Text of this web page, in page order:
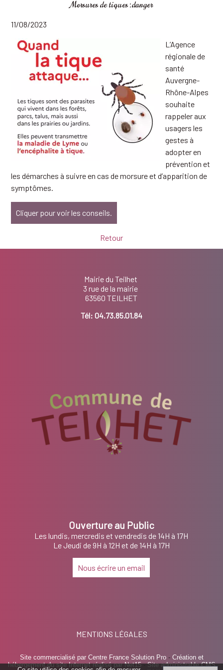
Morsures de tiques :danger
11/08/2023
L’Agence
régionale de
santé
Auvergne-
Rhône-Alpes
souhaite
rappeler aux
usagers les
gestes à
adopteren
prévention et
les démarches à suivre en cas de morsure et d’apparition de
symptômes.
Cliquer pour voir les conseils.
Retour
Mairie du Teilhet
3 rue de la mairie
63560 TEILHET
Tél: 04.73.85.01.84
Ouverture au Public
Les lundis, mercredis et vendredis de 14H à 17H
Le Jeudi de 9H à 12H et de 14H à 17H
Nous écrire un email
MENTIONS LÉGALES
Site commercialisé par Centre France Solution Pro- Création et
hébergement du site Internet réalisé par Net15-Site administrable CMS